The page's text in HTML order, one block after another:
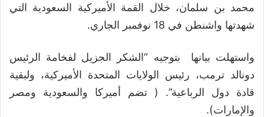
محمد بن سلمان، خلال القمة الأميركية السعودية التي
شهدتها واشنطن في 18 نوفمبر الجاري.
واستهلت بيانها بتوجيه “الشكر الجزيل لفخامة الرئيس
دونالد ترمب، رئيس الولايات المتحدة الأميركية، ولبقية
قادة دول الرباعية”. ( تضم أميركا والسعودية ومصر
والإمارات).